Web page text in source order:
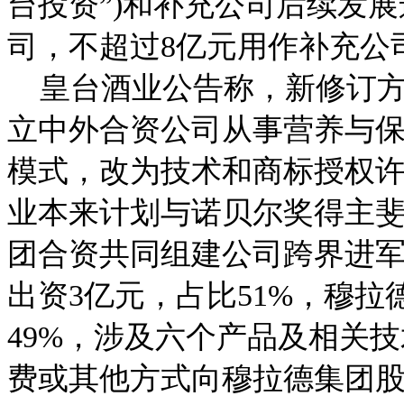
司，不超过8亿元用作补充
皇台酒业公告称，新修订
立中外合资公司从事营养与
模式，改为技术和商标授权
业本来计划与诺贝尔奖得主
团合资共同组建公司跨界进
出资3亿元，占比51%，穆拉
49%，涉及六个产品及相关
费或其他方式向穆拉德集团